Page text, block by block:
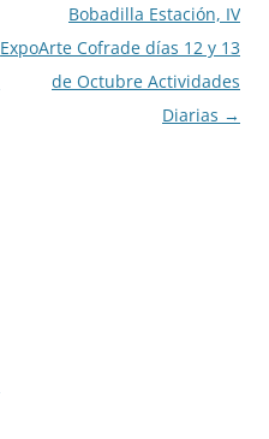
Bobadilla Estación, IV
ExpoArte Cofrade días 12 y 13
de Octubre Actividades
Diarias →